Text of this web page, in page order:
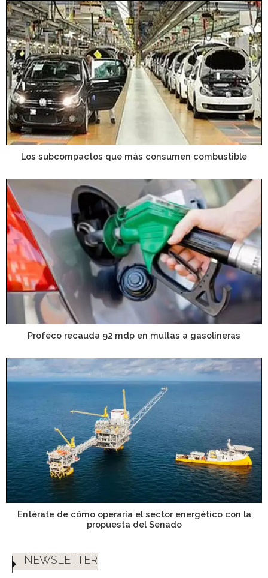
Los subcompactos que más consumen combustible
Profeco recauda 92 mdp en multas a gasolineras
Entérate de cómo operaría el sector energético con la
propuesta del Senado
NEWSLETTER